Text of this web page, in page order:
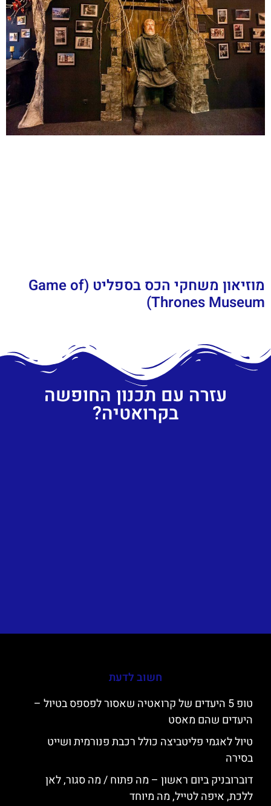
מוזיאון משחקי הכס בספליט (Game of
Thrones Museum)
עזרה עם תכנון החופשה
בקרואטיה?
חשוב לדעת
טופ 5 היעדים של קרואטיה שאסור לפספס בטיול –
היעדים שהם מאסט
טיול לאגמי פליטביצה כולל רכבת פנורמית ושייט
בסירה
דוברובניק ביום ראשון – מה פתוח / מה סגור, לאן
ללכת, איפה לטייל, מה מיוחד